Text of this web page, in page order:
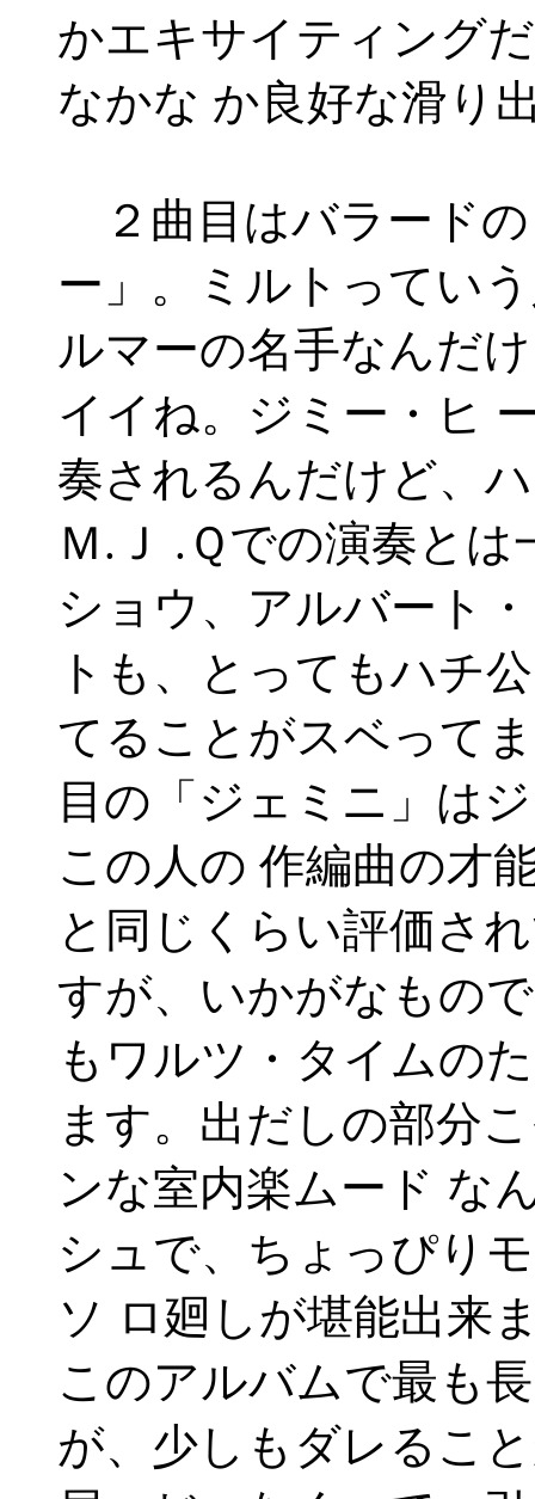
かエキサイティング
なかな か良好な滑り
２曲目はバラード
ー」。ミルトってい
ルマーの名手なんだ
イイね。ジミー・ヒ
奏されるんだけど、
Ｍ.Ｊ .Ｑでの演奏と
ショウ、アルバート
トも、とってもハチ
てることがスベって
目の「ジェミニ」は
この人の 作編曲の才
と同じくらい評価さ
すが、いかがなもの
もワルツ・タイムの
ます。出だしの部分
ンな室内楽ムード な
シュで、ちょっぴり
ソ ロ廻しが堪能出来
このアルバムで最も
が、少しもダレるこ